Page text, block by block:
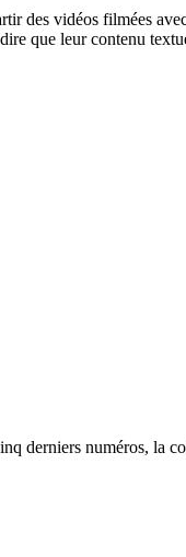
des vidéos filmées
que leur contenu
derniers numéros, la